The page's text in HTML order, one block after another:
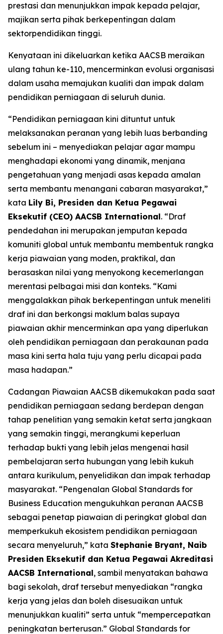
prestasi dan menunjukkan impak kepada pelajar,
majikan serta pihak berkepentingan dalam
sektorpendidikan tinggi.
Kenyataan ini dikeluarkan ketika AACSB meraikan
ulang tahun ke-110, mencerminkan evolusi organisasi
dalam usaha memajukan kualiti dan impak dalam
pendidikan perniagaan di seluruh dunia.
“Pendidikan perniagaan kini dituntut untuk
melaksanakan peranan yang lebih luas berbanding
sebelum ini – menyediakan pelajar agar mampu
menghadapi ekonomi yang dinamik, menjana
pengetahuan yang menjadi asas kepada amalan
serta membantu menangani cabaran masyarakat,”
kata Lily Bi, Presiden dan Ketua Pegawai
Eksekutif (CEO) AACSB International. “Draf
pendedahan ini merupakan jemputan kepada
komuniti global untuk membantu membentuk rangka
kerja piawaian yang moden, praktikal, dan
berasaskan nilai yang menyokong kecemerlangan
merentasi pelbagai misi dan konteks. “Kami
menggalakkan pihak berkepentingan untuk meneliti
draf ini dan berkongsi maklum balas supaya
piawaian akhir mencerminkan apa yang diperlukan
oleh pendidikan perniagaan dan perakaunan pada
masa kini serta hala tuju yang perlu dicapai pada
masa hadapan.”
Cadangan Piawaian AACSB dikemukakan pada saat
pendidikan perniagaan sedang berdepan dengan
tahap penelitian yang semakin ketat serta jangkaan
yang semakin tinggi, merangkumi keperluan
terhadap bukti yang lebih jelas mengenai hasil
pembelajaran serta hubungan yang lebih kukuh
antara kurikulum, penyelidikan dan impak terhadap
masyarakat. “Pengenalan Global Standards for
Business Education mengukuhkan peranan AACSB
sebagai penetap piawaian di peringkat global dan
memperkukuh ekosistem pendidikan perniagaan
secara menyeluruh,” kata Stephanie Bryant, Naib
Presiden Eksekutif dan Ketua Pegawai Akreditasi
AACSB International, sambil menyatakan bahawa
bagi sekolah, draf tersebut menyediakan “rangka
kerja yang jelas dan boleh disesuaikan untuk
menunjukkan kualiti” serta untuk “mempercepatkan
peningkatan berterusan.” Global Standards for